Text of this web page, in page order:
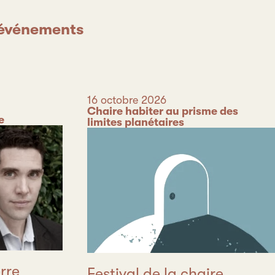
Date
16 octobre 2026
Catégorie
Chaire habiter au prisme des
limites planétaires